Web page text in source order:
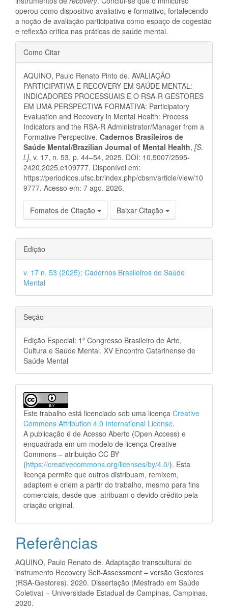
operou como dispositivo avaliativo e formativo, fortalecendo
a noção de avaliação participativa como espaço de cogestão
e reflexão crítica nas práticas de saúde mental.
Detalhes
do
artigo
Como Citar
AQUINO, Paulo Renato Pinto de. AVALIAÇÃO
PARTICIPATIVA E RECOVERY EM SAÚDE MENTAL:
INDICADORES PROCESSUAIS E O RSA-R GESTORES
EM UMA PERSPECTIVA FORMATIVA: Participatory
Evaluation and Recovery in Mental Health: Process
Indicators and the RSA-R Administrator/Manager from a
Formative Perspective. Cadernos Brasileiros de
Saúde Mental/Brazilian Journal of Mental Health, [S.
l.], v. 17, n. 53, p. 44–54, 2025. DOI: 10.5007/2595-
2420.2025.e109777. Disponível em:
https://periodicos.ufsc.br/index.php/cbsm/article/view/10
9777. Acesso em: 7 ago. 2026.
Fomatos de Citação Baixar Citação
Edição
v. 17 n. 53 (2025): Cadernos Brasileiros de Saúde
Mental
Seção
Edição Especial: 1º Congresso Brasileiro de Arte,
Cultura e Saúde Mental. XV Encontro Catarinense de
Saúde Mental
Este trabalho está licenciado sob uma licença Creative
Commons Attribution 4.0 International License.
A publicação é de Acesso Aberto (Open Access) e
enquadrada em um modelo de licença Creative
Commons – atribuição CC BY
(https://creativecommons.org/licenses/by/4.0/). Esta
licença permite que outros distribuam, remixem,
adaptem e criem a partir do trabalho, mesmo para fins
comerciais, desde que atribuam o devido crédito pela
criação original.
Referências
AQUINO, Paulo Renato de. Adaptação transcultural do
instrumento Recovery Self-Assessment – versão Gestores
(RSA-Gestores). 2020. Dissertação (Mestrado em Saúde
Coletiva) – Universidade Estadual de Campinas, Campinas,
2020.